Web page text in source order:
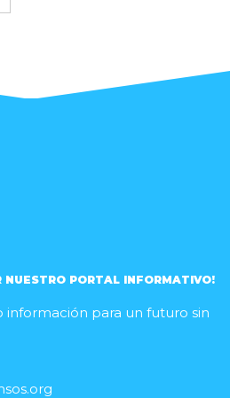
NUESTRO PORTAL INFORMATIVO!
para un futuro sin